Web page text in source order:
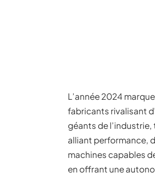
L’année 2024
fabricants rivalisant
géants de
alliant performance,
machines capables
en offrant une